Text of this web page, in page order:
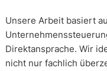
Unsere Arbeit basiert
Direktansprache. Wir
nicht nur fachlich